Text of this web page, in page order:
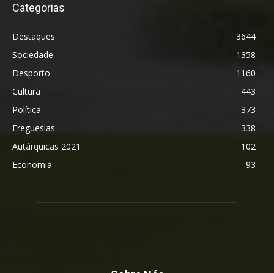
Categorias
Destaques
3644
Sociedade
1358
Desporto
1160
Cultura
443
Política
373
Freguesias
338
Autárquicas 2021
102
Economia
93